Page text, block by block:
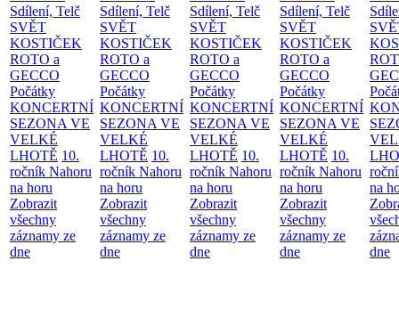
Sdílení, Telč
SVĚT
KOSTIČEK
ROTO a
GECCO
Počátky
KONCERTNÍ
SEZONA VE
VELKÉ
LHOTĚ 10.
ročník Nahoru
na horu
Zobrazit
všechny
záznamy ze
dne
Sdílení, Telč
SVĚT
KOSTIČEK
ROTO a
GECCO
Počátky
KONCERTNÍ
SEZONA VE
VELKÉ
LHOTĚ 10.
ročník Nahoru
na horu
Zobrazit
všechny
záznamy ze
dne
Sdílení, Telč
SVĚT
KOSTIČEK
ROTO a
GECCO
Počátky
KONCERTNÍ
SEZONA VE
VELKÉ
LHOTĚ 10.
ročník Nahoru
na horu
Zobrazit
všechny
záznamy ze
dne
Sdílení, Telč
SVĚT
KOSTIČEK
ROTO a
GECCO
Počátky
KONCERTNÍ
SEZONA VE
VELKÉ
LHOTĚ 10.
ročník Nahoru
na horu
Zobrazit
všechny
záznamy ze
dne
na
dne